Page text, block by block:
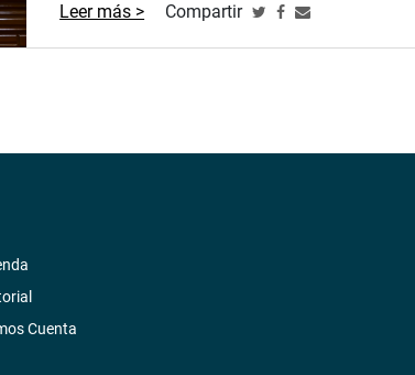
Leer más > Compartir
Cuenta